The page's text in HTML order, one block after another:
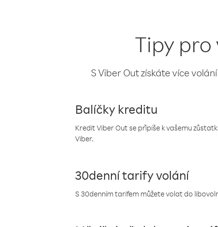
Tipy pro
S Viber Out získáte více
Balíčky kreditu
Kredit Viber Out se připíše k vašemu
Viber.
30denní tarify volání
S 30denním tarifem můžete volat do